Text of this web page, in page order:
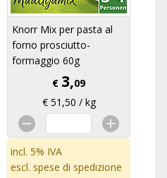
Knorr Mix per pasta al
forno prosciutto-
formaggio 60g
€ 3,09
€ 51,50 / kg
incl. 5% IVA
escl. spese di spedizione